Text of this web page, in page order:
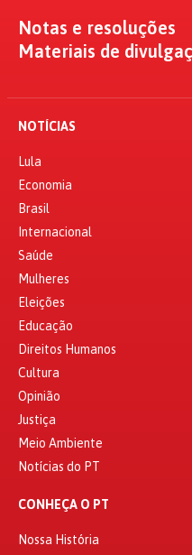
Notas e resoluções
Materiais de
NOTÍCIAS
Lula
Economia
Brasil
Internacional
Saúde
Mulheres
Eleições
Educação
Direitos Humanos
Cultura
Opinião
Justiça
Meio Ambiente
Notícias do PT
CONHEÇA O PT
Nossa História